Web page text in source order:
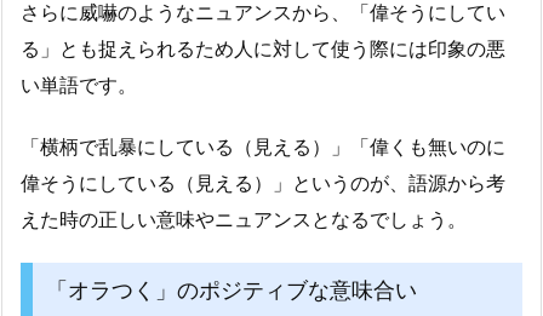
さらに威嚇のようなニュアンスから、「偉そうにしてい
る」とも捉えられるため人に対して使う際には印象の悪
い単語です。
「横柄で乱暴にしている（見える）」「偉くも無いのに
偉そうにしている（見える）」というのが、語源から考
えた時の正しい意味やニュアンスとなるでしょう。
「オラつく」のポジティブな意味合い